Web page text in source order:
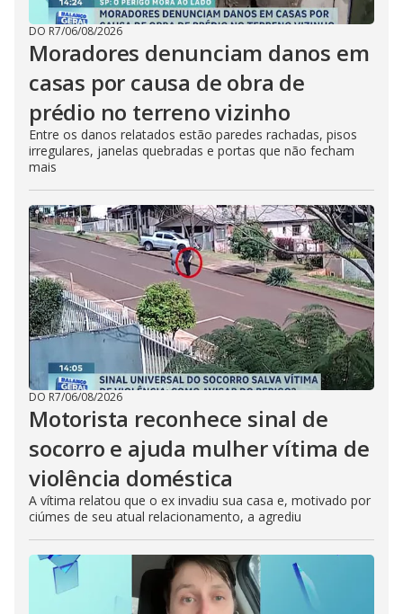
DO R7/06/08/2026
Moradores denunciam danos em
casas por causa de obra de
prédio no terreno vizinho
Entre os danos relatados estão paredes rachadas, pisos
irregulares, janelas quebradas e portas que não fecham
mais
DO R7/06/08/2026
Motorista reconhece sinal de
socorro e ajuda mulher vítima de
violência doméstica
A vítima relatou que o ex invadiu sua casa e, motivado por
ciúmes de seu atual relacionamento, a agrediu